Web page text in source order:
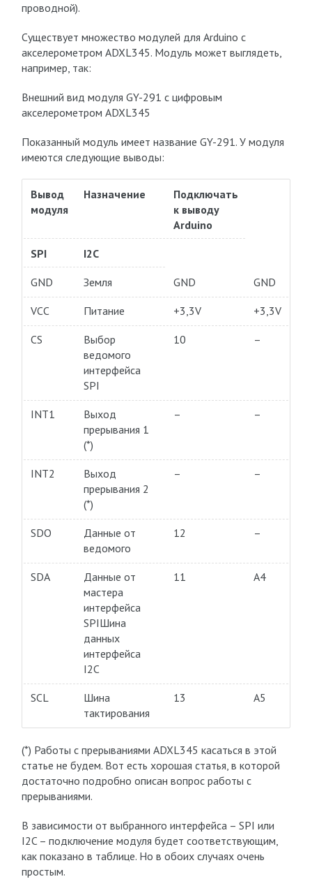
проводной).
Существует множество модулей для Arduino с
акселерометром ADXL345. Модуль может выглядеть,
например, так:
Внешний вид модуля GY-291 с цифровым
акселерометром ADXL345
Показанный модуль имеет название GY-291. У модуля
имеются следующие выводы:
Вывод
модуля
Назначение
Подключать
к выводу
Arduino
SPI I2C
GND Земля GND GND
VCC Питание +3,3V +3,3V
CS
Выбор
ведомого
интерфейса
SPI
10 –
INT1
Выход
прерывания 1
(*)
– –
INT2
Выход
прерывания 2
(*)
– –
SDO
Данные от
ведомого
12 –
SDA
Данные от
мастера
интерфейса
SPIШина
данных
интерфейса
I2C
11 A4
SCL
Шина
тактирования
13 A5
(*) Работы с прерываниями ADXL345 касаться в этой
статье не будем. Вот есть хорошая статья, в которой
достаточно подробно описан вопрос работы с
прерываниями.
В зависимости от выбранного интерфейса – SPI или
I2C – подключение модуля будет соответствующим,
как показано в таблице. Но в обоих случаях очень
простым.